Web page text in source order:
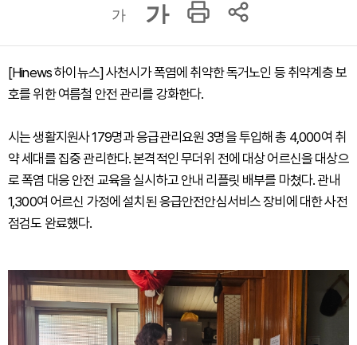
가 가
[Hinews 하이뉴스] 사천시가 폭염에 취약한 독거노인 등 취약계층 보
호를 위한 여름철 안전 관리를 강화한다.
시는 생활지원사 179명과 응급관리요원 3명을 투입해 총 4,000여 취
약 세대를 집중 관리한다. 본격적인 무더위 전에 대상 어르신을 대상으
로 폭염 대응 안전 교육을 실시하고 안내 리플릿 배부를 마쳤다. 관내
1,300여 어르신 가정에 설치된 응급안전안심서비스 장비에 대한 사전
점검도 완료했다.